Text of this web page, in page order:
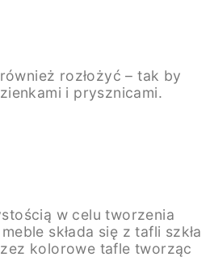
rozłożyć – tak by
i prysznicami.
w celu tworzenia
składa się z tafli szkła
kolorowe tafle tworząc